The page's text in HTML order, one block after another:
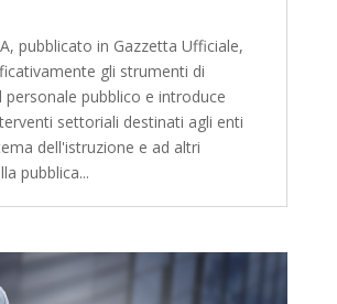
pubblicato in Gazzetta Ufficiale,
gli strumenti di
personale pubblico e introduce
settoriali destinati agli enti
dell'istruzione e ad altri
pubblica...